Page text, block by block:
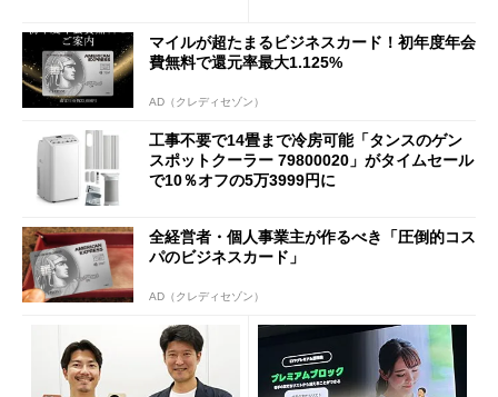
マイルが超たまるビジネスカード！初年度年会
費無料で還元率最大1.125%
AD（クレディセゾン）
工事不要で14畳まで冷房可能「タンスのゲン
スポットクーラー 79800020」がタイムセール
で10％オフの5万3999円に
全経営者・個人事業主が作るべき「圧倒的コス
パのビジネスカード」
AD（クレディセゾン）